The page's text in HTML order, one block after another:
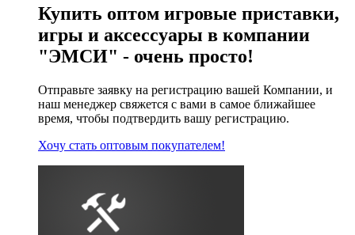
Купить оптом игровые приставки,
игры и аксессуары в компании
"ЭМСИ" - очень просто!
Отправьте заявку на регистрацию вашей Компании, и
наш менеджер свяжется с вами в самое ближайшее
время, чтобы подтвердить вашу регистрацию.
Хочу стать оптовым покупателем!